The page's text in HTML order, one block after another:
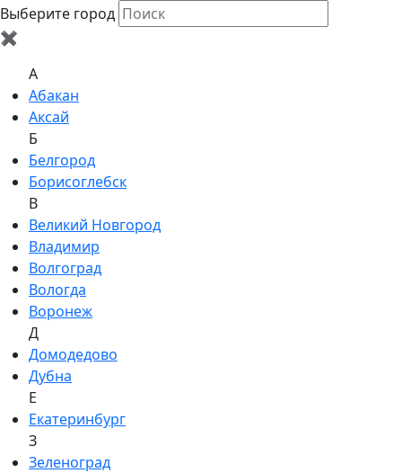
Выберите город
✖
A
Абакан
Аксай
Б
Белгород
Борисоглебск
В
Великий Новгород
Владимир
Волгоград
Вологда
Воронеж
Д
Домодедово
Дубна
Е
Екатеринбург
З
Зеленоград